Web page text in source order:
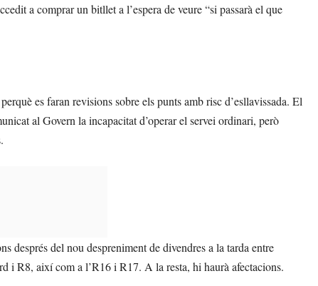
a comprar un bitllet a l’espera de veure “si passarà el que
es faran revisions sobre els punts amb risc d’esllavissada. El
al Govern la incapacitat d’operar el servei ordinari, però
després del nou despreniment de divendres a la tarda entre
i R8, així com a l’R16 i R17. A la resta, hi haurà afectacions.